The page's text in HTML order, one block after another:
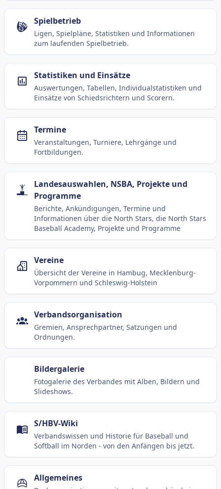
dem S/HBV, Deutschland und der Welt.
Aktuelle und anstehende Livestreams
Baseball, Softball und Baseball5.
Spielbetrieb
zum laufenden Spielbetrieb.
Statistiken und Einsätze
Einsätze von Schiedsrichtern und Scorern.
Termine
Veranstaltungen, Turniere, Lehrgänge und
Fortbildungen.
Landesauswahlen, NSBA, Projekte und
Programme
Berichte, Ankündigungen, Termine und
Baseball Academy, Projekte und Programme
Vereine
Vorpommern und Schleswig-Holstein
Verbandsorganisation
Ordnungen.
Bildergalerie
Slideshows.